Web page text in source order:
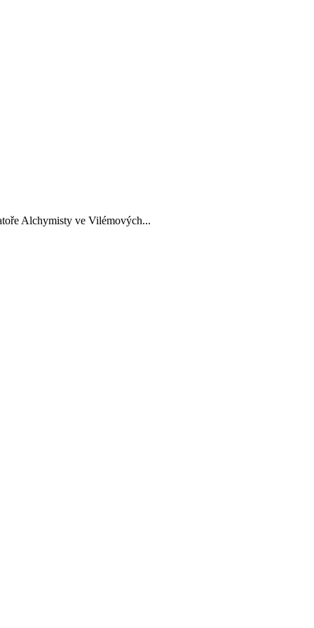
Alchymisty ve Vilémových...